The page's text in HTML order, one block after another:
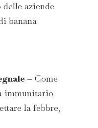
aziende
banana
– Come
immunitario
la febbre,